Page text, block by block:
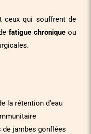
ceux qui souffrent de
fatigue chronique ou
la rétention d’eau
jambes gonflées